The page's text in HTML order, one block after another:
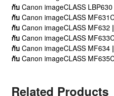
กับ Canon imageCLASS LBP630
กับ Canon imageCLASS
กับ Canon imageCLASS MF632
กับ Canon imageCLASS
กับ Canon imageCLASS MF634
กับ Canon imageCLASS
Related Products